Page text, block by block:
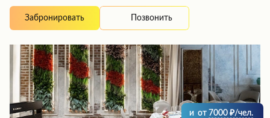
Забронировать Позвонить
и от 7000
/чел.